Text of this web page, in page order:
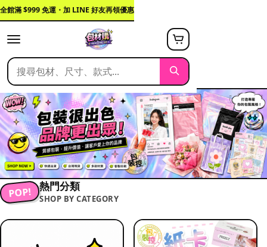
全館滿 $999 免運・加 LINE 好友再領優惠
POP! 熱門分類
SHOP BY CATEGORY